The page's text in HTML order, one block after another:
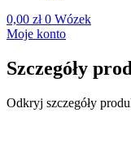
0,00 zł 0 Wózek
Moje konto
Szczegóły
Odkryj szczegóły